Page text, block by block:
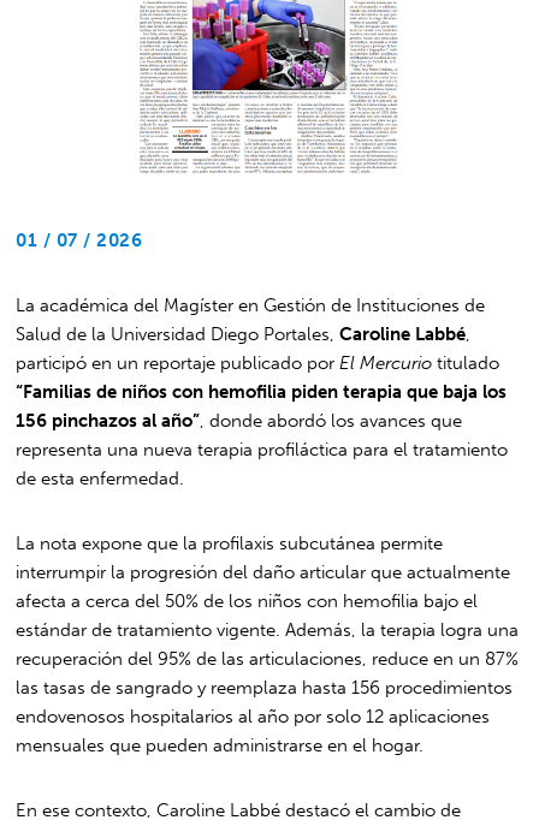
01 / 07 / 2026
La académica del Magíster en Gestión de Instituciones de
Salud de la Universidad Diego Portales,Caroline Labbé
participó en un reportaje publicado por El Mercurio titulado
“Familias de niños con hemofilia piden terapia que baja los
156 pinchazos al año” , donde abordó los avances que
representa una nueva terapia profiláctica para el tratamiento
de esta enfermedad.
La nota expone que la profilaxis subcutánea permite
interrumpir la progresión del daño articular que actualmente
afecta a cerca del 50% de los niños con hemofilia bajo el
estándar de tratamiento vigente. Además, la terapia logra una
recuperación del 95% de las articulaciones, reduce en un 87%
las tasas de sangrado y reemplaza hasta 156 procedimientos
endovenosos hospitalarios al año por solo 12 aplicaciones
mensuales que pueden administrarse en el hogar.
En ese contexto, Caroline Labbé destacó el cambio de